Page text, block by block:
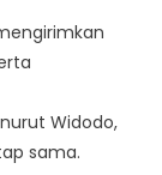
Widodo,
sama.